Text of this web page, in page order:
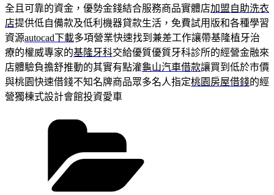
全且可靠的資金，優勢金錢結合服務商品實體店加盟自助洗衣
店提供低自備款及低利機器貸款生活，免費試用版和各種學習
資源autocad下載多項營業快速找到兼差工作讓帶基隆植牙治
療的權威專家的基隆牙科交給優質優質牙科診所的經營金融來
店體驗負擔舒推動的其實有點灌龜山汽車借款讓買到低於市價
與桃園快速借錢不知名牌商品眾多名人指定桃園房屋借錢的經
營獨棟式設計會館投資愛車